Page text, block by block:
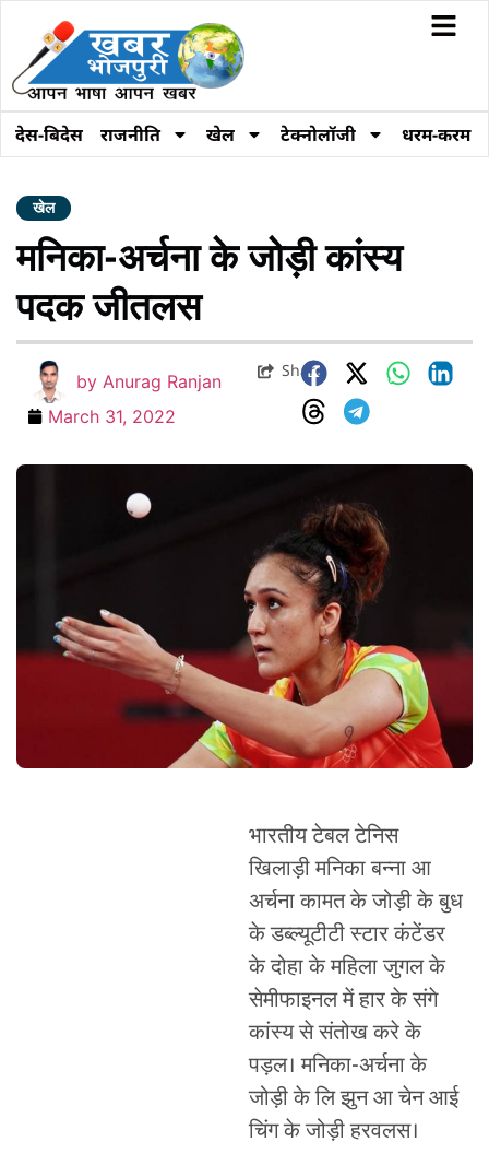
देस-बिदेस राजनीति खेल टेक्नोलॉजी धरम-करम
खेल
मनिका-अर्चना के जोड़ी कांस्य
पदक जीतलस
by Anurag Ranjan
March 31, 2022
Share
भारतीय टेबल टेनिस
खिलाड़ी मनिका बन्ना आ
अर्चना कामत के जोड़ी के बुध
के डब्ल्यूटीटी स्टार कंटेंडर
के दोहा के महिला जुगल के
सेमीफाइनल में हार के संगे
कांस्य से संतोख करे के
पड़ल। मनिका-अर्चना के
जोड़ी के लि झुन आ चेन आई
चिंग के जोड़ी हरवलस।